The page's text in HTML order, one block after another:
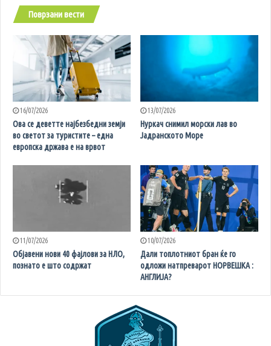
Поврзани вести
16/07/2026
Ова се деветте најбезбедни земји
во светот за туристите – една
европска држава е на врвот
13/07/2026
Нуркач снимил морски лав во
Јадранското Море
11/07/2026
Објавени нови 40 фајлови за НЛО,
познато е што содржат
10/07/2026
Дали топлотниот бран ќе го
одложи натпреварот НОРВЕШКА :
АНГЛИЈА?